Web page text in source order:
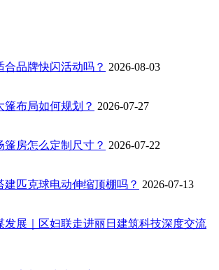
合品牌快闪活动吗？ 2026-08-03
篷布局如何规划？ 2026-07-27
篷房怎么定制尺寸？ 2026-07-22
建匹克球电动伸缩顶棚吗？ 2026-07-13
发展｜区妇联走进丽日建筑科技深度交流